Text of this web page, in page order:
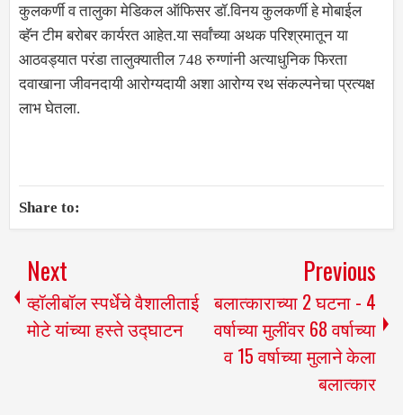
कुलकर्णी व तालुका मेडिकल ऑफिसर डॉ.विनय कुलकर्णी हे मोबाईल
व्हॅन टीम बरोबर कार्यरत आहेत.या सर्वांच्या अथक परिश्रमातून या
आठवड्यात परंडा तालुक्यातील 748 रुग्णांनी अत्याधुनिक फिरता
दवाखाना जीवनदायी आरोग्यदायी अशा आरोग्य रथ संकल्पनेचा प्रत्यक्ष
लाभ घेतला.
Share to:
Next
व्हॉलीबॉल स्पर्धेचे वैशालीताई
मोटे यांच्या हस्ते उद्घाटन
Previous
बलात्काराच्या 2 घटना - 4
वर्षाच्या मुलींवर 68 वर्षाच्या
व 15 वर्षाच्या मुलाने केला
बलात्कार